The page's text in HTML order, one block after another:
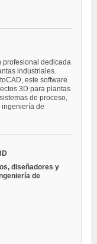
profesional dedicada
industriales.
este software
3D para plantas
de proceso,
de
diseñadores y
de